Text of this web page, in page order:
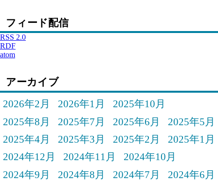
フィード配信
RSS 2.0
RDF
atom
アーカイブ
2026年2月
2026年1月
2025年10月
2025年8月
2025年7月 2025年6月
2025年5月
2025年4月
2025年3月 2025年2月
2025年1月
2024年12月
2024年11月
2024年10月
2024年9月
2024年8月 2024年7月
2024年6月